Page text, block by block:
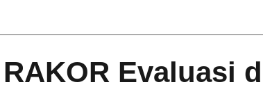
Evaluasi